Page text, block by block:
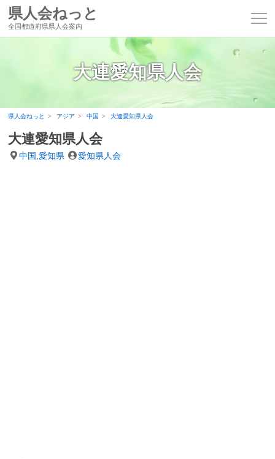
県人会ねっと
全国都道府県県人会案内
大連愛知県人会
県人会ねっと アジア 中国 大連愛知県人会
大連愛知県人会
中国 ,愛知県 愛知県人会